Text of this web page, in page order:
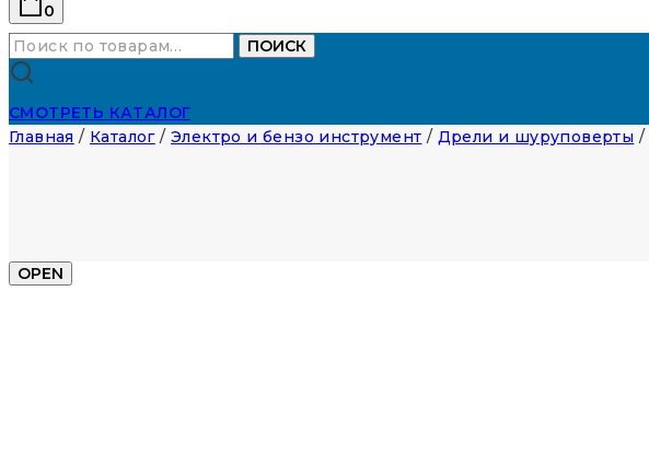
0
Искать:
ПОИСК
СМОТРЕТЬ КАТАЛОГ
Главная / Каталог / Электро и бензо инструмент / Дрели и шуруповерты /
OPEN